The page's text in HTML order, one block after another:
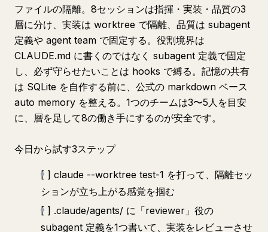
ファイルの隔離。8セッションは指揮・実装・品質の3
層に分け、実装は worktree で隔離、品質は subagent
定義や agent team で固定する。役割境界は
CLAUDE.md に書くのではなく subagent 定義で固定
し、必ず守らせたいことは hooks で縛る。記憶の共有
は SQLite を自作する前に、公式の markdown ベース
auto memory を整える。1つのチームは3〜5人を目安
に、層を足して8の働き手にするのが安全です。
今日から試す3ステップ
[ ] claude --worktree test-1 を打って、隔離セッ
ションが立ち上がる感覚を掴む
[ ] .claude/agents/ に「reviewer」役の
subagent 定義を1つ書いて、実装をレビューさせ